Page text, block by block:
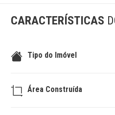
CARACTERÍSTICAS
Tipo do Imóvel
Área Construída